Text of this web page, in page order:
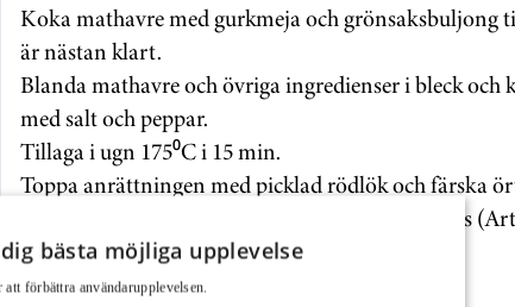
Koka mathavre med gurkmeja och grönsaksbuljong
är nästan klart.
Blanda mathavre och övriga ingredienser i bleck och
med salt och peppar.
Tillaga i ugn 175⁰C i 15 min.
Toppa anrättningen med picklad rödlök och färska
Servera med Gourmet Service Srirachamajonnäs
eget tycke och smak, och njut!
bästa möjliga upplevelse
för­bättra användar­upplevelsen.